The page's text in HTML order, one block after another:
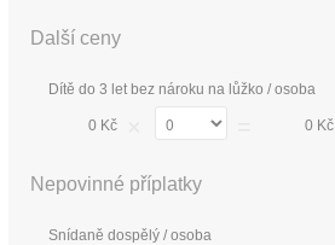
Další ceny
Dítě do 3 let bez nároku na lůžko / osoba
0 Kč 0 Kč
Nepovinné příplatky
Snídaně dospělý / osoba